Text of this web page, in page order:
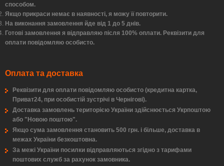
способом.
Якщо прикраси немає в наявності, я можу її повторити.
На виконання замовлення йде від 1 до 5 днів.
Готові замовлення я відправляю після 100% оплати. Реквізити для
оплати повідомляю особисто.
Оплата та доставка
Реквізити для оплати повідомляю особисто (кредитна картка,
Приват24, при особистій зустрічі в Чернігові).
Доставка замовлень територією України здійснюється Укрпоштою
або "Новою поштою".
Якщо сума замовлення становить 500 грн. і більше, доставка в
межах України безкоштовна.
За межі України посилки відправляються згідно з тарифами
поштових служб за рахунок замовника.